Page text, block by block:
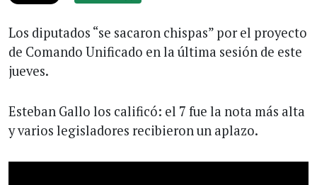
Los diputados “se sacaron chispas” por el proyecto
de Comando Unificado en la última sesión de este
jueves.
Esteban Gallo los calificó: el 7 fue la nota más alta
y varios legisladores recibieron un aplazo.